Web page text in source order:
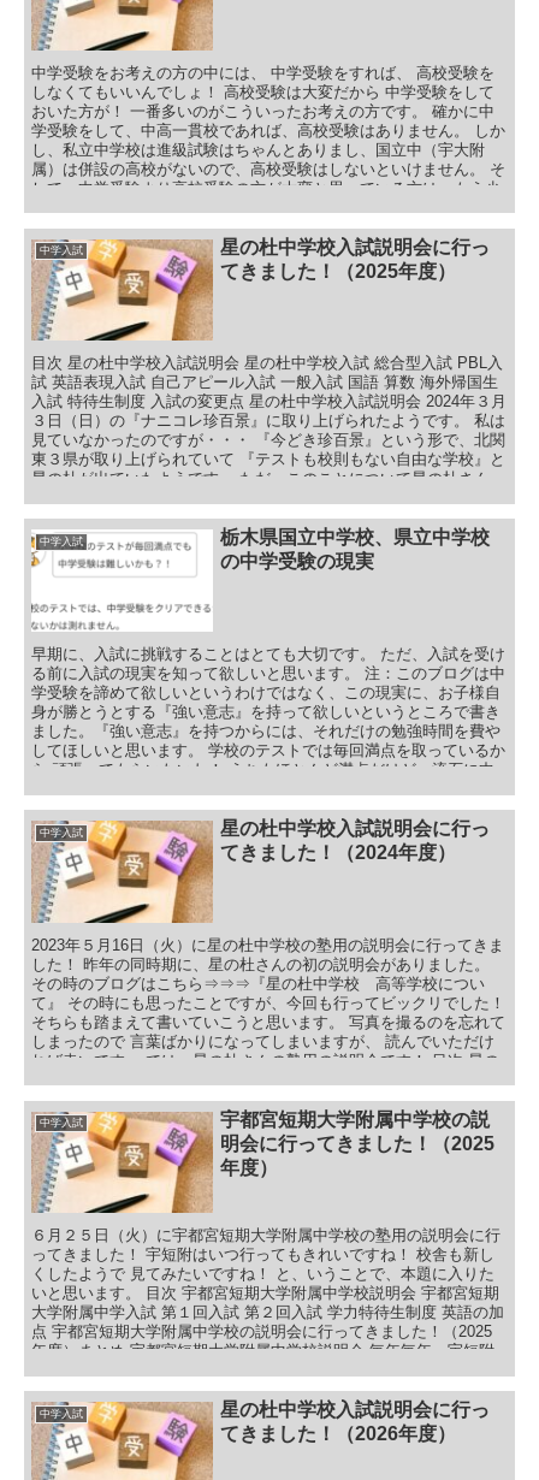
中学受験をお考えの方の中には、 中学受験をすれば、 高校受験を
しなくてもいいんでしょ！ 高校受験は大変だから 中学受験をして
おいた方が！ 一番多いのがこういったお考えの方です。 確かに中
学受験をして、中高一貫校であれば、高校受験はありません。 しか
し、私立中学校は進級試験はちゃんとありまし、国立中（宇大附
属）は併設の高校がないので、高校受験はしないといけません。 そ
して、中学受験より高校受験の方が大変と思っている方は、もう少
（2023年度）の県立の中高一貫校の倍率です。
中学入試
星の杜中学校入試説明会に行っ
てきました！（2025年度）
目次 星の杜中学校入試説明会 星の杜中学校入試 総合型入試 PBL入
試 英語表現入試 自己アピール入試 一般入試 国語 算数 海外帰国生
入試 特待生制度 入試の変更点 星の杜中学校入試説明会 2024年３月
３日（日）の『ナニコレ珍百景』に取り上げられたようです。 私は
見ていなかったのですが・・・ 『今どき珍百景』という形で、北関
東３県が取り上げられていて 『テストも校則もない自由な学校』と
星の杜が出ていたようです。 ただ、このことについて星の杜さん
くおっしゃっていました。 と、いうのも、『基礎学力』はなにより
もまず大切であること。 そのためには、定着を図るためにちゃんと
テストをして、伸ばしていますとのことでした。 テストないんでし
ょ！
中学入試
栃木県国立中学校、県立中学校
の中学受験の現実
早期に、入試に挑戦することはとても大切です。 ただ、入試を受け
る前に入試の現実を知って欲しいと思います。 注：このブログは中
学受験を諦めて欲しいというわけではなく、この現実に、お子様自
身が勝とうとする『強い意志』を持って欲しいというところで書き
ました。『強い意志』を持つからには、それだけの勉強時間を費や
してほしいと思います。 学校のテストでは毎回満点を取っているか
ら 頑張ってもらいたいわ！ うちもほとんど満点だけど、流石に中
す。 正直、小学校のテストが毎回満点でも、難しいかもしれませ
ん。 小学校のテストでは、中学受験をクリアできるか、できないか
は測れません。 私立中学校であれば、可能性は出てくると思います
が・・・ と、いうところでそこのところをお話します。 目次 栃木
県国立附属中学校の募集 栃木県国立附属小学校の募集 栃木県国立
附属幼稚園の募集 栃木県国立附属中学校のその後 栃木県県立附属
中学校の募集 栃木県県立附属中学校のその後 高校入試からの入学
者 ３校の倍率 栃木県国立中学校、県立中学校の入試の現実のまと
め
中学入試
星の杜中学校入試説明会に行っ
てきました！（2024年度）
2023年５月16日（火）に星の杜中学校の塾用の説明会に行ってきま
した！ 昨年の同時期に、星の杜さんの初の説明会がありました。
その時のブログはこちら⇒⇒⇒『星の杜中学校 高等学校につい
て』 その時にも思ったことですが、今回も行ってビックリでした！
そちらも踏まえて書いていこうと思います。 写真を撮るのを忘れて
しまったので 言葉ばかりになってしまいますが、 読んでいただけ
れば幸いです。 では、星の杜さんの塾用の説明会です！ 目次 星の
について ブルームタキソノミー（教育目標分類学） 大学入試の現
状 入試別分析 アドミッションポリシー 星の杜中学校入試形式 総合
型入試 総合型入試PBL型 総合型入試英語表現型 総合型入試自己ア
ピール型 一般入試 算数 国語 面接 海外帰国生入試 星の杜中学校の
生活 星の杜中学校入試説明会に行ってきました！（2024年度）ま
とめ 最後に
中学入試
宇都宮短期大学附属中学校の説
明会に行ってきました！（2025
年度）
６月２５日（火）に宇都宮短期大学附属中学校の塾用の説明会に行
ってきました！ 宇短附はいつ行ってもきれいですね！ 校舎も新し
くしたようで 見てみたいですね！ と、いうことで、本題に入りた
いと思います。 目次 宇都宮短期大学附属中学校説明会 宇都宮短期
大学附属中学入試 第１回入試 第２回入試 学力特待生制度 英語の加
点 宇都宮短期大学附属中学校の説明会に行ってきました！（2025
年度）まとめ 宇都宮短期大学附属中学校説明会 毎年毎年、宇短附
くれます。 お忙しいのにすごいなぁって思います。 見習わないと
です！ その後は中学校の取り組みを映像で見て、 そして、お馴染
みの萩原先生です！ 萩原先生は、こんな小さな塾の私の名前を覚え
てくださり 声をかけてくれます。 これもすごいなぁって、ホント
思いますね。 私は、どちらかと言うと・・・ 萩原先生のお話の中
中学入試
星の杜中学校入試説明会に行っ
てきました！（2026年度）